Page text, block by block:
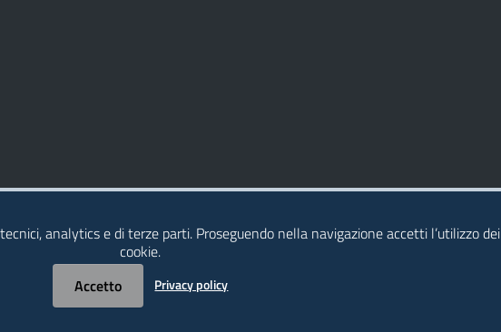
analytics e di terze parti. Proseguendo nella navigazione accetti l’utilizzo dei
cookie.
Accetto
Privacy policy